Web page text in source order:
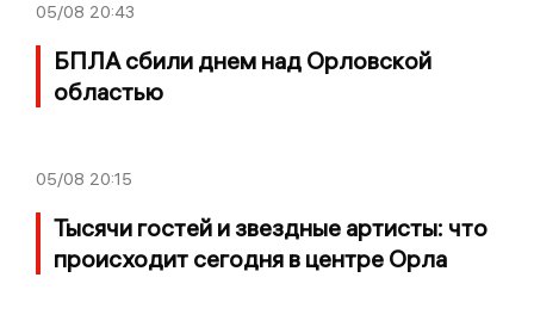
05/08 20:43
БПЛА сбили днем над Орловской
областью
05/08 20:15
Тысячи гостей и звездные артисты: что
происходит сегодня в центре Орла